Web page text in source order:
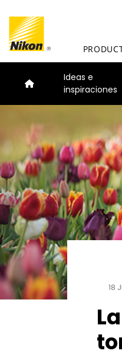
Ideas e
inspiraciones
18